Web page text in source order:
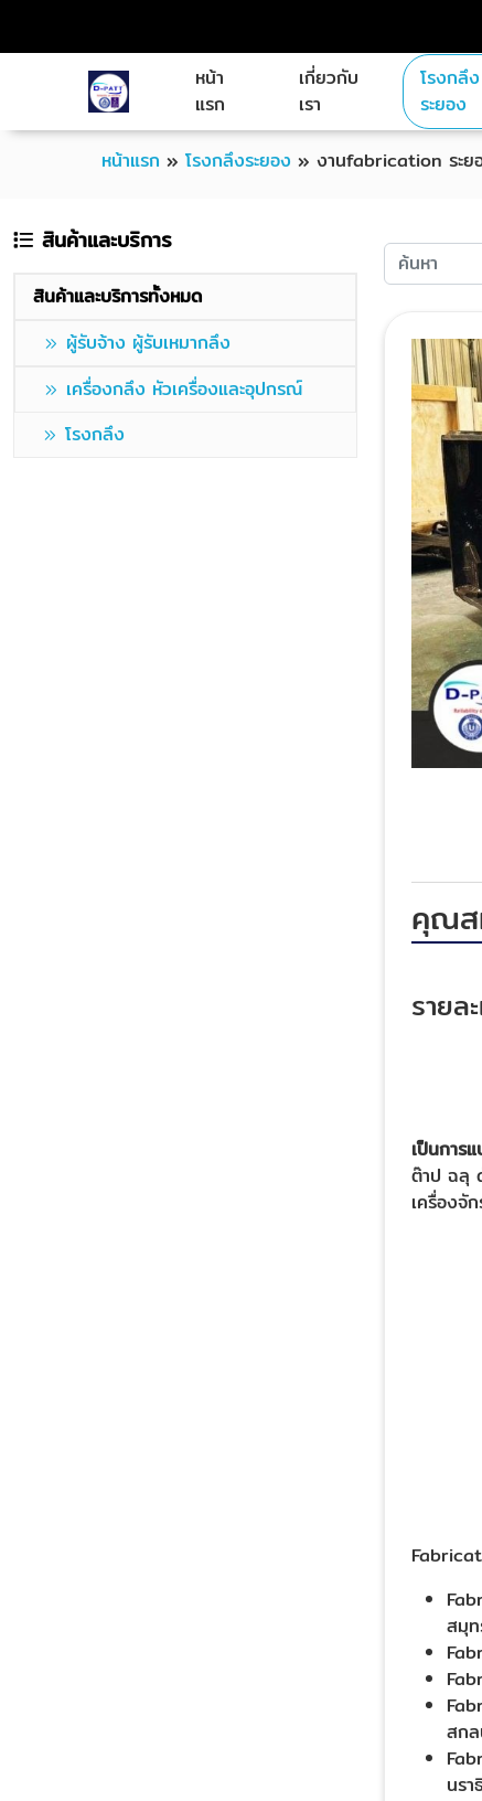
หน้า
แรก
เกี่ยวกับ
เรา
โรงกลึง
ระยอง
หน้าแรก » โรงกลึงระยอง » งานfabrication ระย
สินค้าและบริการ
สินค้าและบริการทั้งหมด
ผู้รับจ้าง ผู้รับเหมากลึง
เครื่องกลึง หัวเครื่องและอุปกรณ์
โรงกลึง
คุณส
รายล
เป็นการ
ต๊าป ฉลุ
เครื่องจั
สมุ
สก
นร